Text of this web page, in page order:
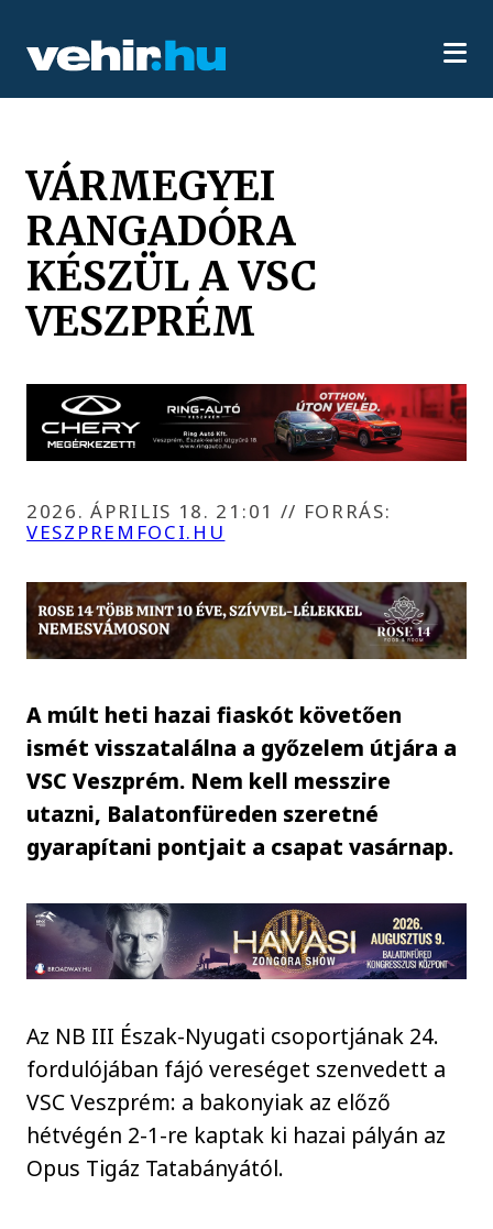
VÁRMEGYEI
RANGADÓRA
KÉSZÜL A VSC
VESZPRÉM
2026. ÁPRILIS 18. 21:01 // FORRÁS:
VESZPREMFOCI.HU
A múlt heti hazai fiaskót követően
ismét visszatalálna a győzelem útjára a
VSC Veszprém. Nem kell messzire
utazni, Balatonfüreden szeretné
gyarapítani pontjait a csapat vasárnap.
Az NB III Észak-Nyugati csoportjának 24.
fordulójában fájó vereséget szenvedett a
VSC Veszprém: a bakonyiak az előző
hétvégén 2-1-re kaptak ki hazai pályán az
Opus Tigáz Tatabányától.